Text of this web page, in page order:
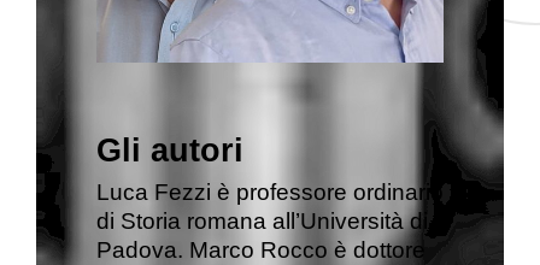
Gli autori
Luca Fezzi è professore ordinario
di Storia romana all’Università di
Padova. Marco Rocco è dottore